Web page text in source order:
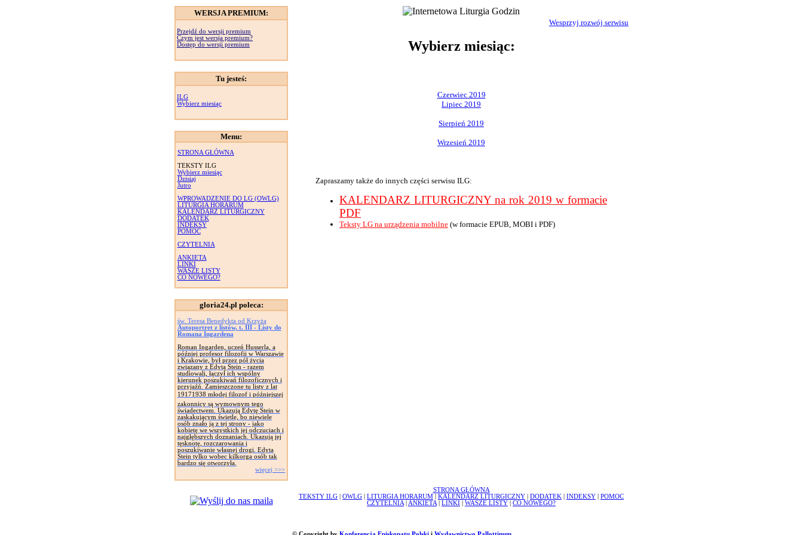
WERSJA PREMIUM:
Przejdź do wersji premium
Czym jest wersja premium?
Dostęp do wersji premium
Tu jesteś:
ILG
Wybierz miesiąc
Menu:
STRONA GŁÓWNA
TEKSTY ILG
Wybierz miesiąc
Dzisiaj
Jutro
WPROWADZENIE DO LG (OWLG)
LITURGIA HORARUM
KALENDARZ LITURGICZNY
DODATEK
INDEKSY
POMOC
CZYTELNIA
ANKIETA
LINKI
WASZE LISTY
CO NOWEGO?
gloria24.pl poleca:
św. Teresa Benedykta od Krzyża
Autoportret z listów, t. III - Listy do
Romana Ingardena
Roman Ingarden, uczeń Husserla, a
później profesor filozofii w Warszawie
i Krakowie, był przez pół życia
związany z Edytą Stein - razem
studiowali, łączył ich wspólny
kierunek poszukiwań filozoficznych i
przyjaźń. Zamieszczone tu listy z lat
19171938 młodej filozof i późniejszej
zakonnicy są wymownym tego
świadectwem. Ukazują Edytę Stein w
zaskakującym świetle, bo niewiele
osób znało ją z tej strony - jako
kobietę we wszystkich jej odczuciach i
najgłębszych doznaniach. Ukazują jej
tęsknotę, rozczarowania i
poszukiwanie własnej drogi. Edyta
Stein tylko wobec kilkorga osób tak
bardzo się otworzyła.
więcej >>>
Wesprzyj rozwój serwisu
Wybierz miesiąc:
Czerwiec 2019
Lipiec 2019
Sierpień 2019
Wrzesień 2019
Zapraszamy także do innych części serwisu ILG:
KALENDARZ LITURGICZNY na rok 2019 w formacie
PDF
Teksty LG na urządzenia mobilne (w formacie EPUB, MOBI i PDF)
STRONA GŁÓWNA
TEKSTY ILG
OWLG LITURGIA HORARUM KALENDARZ LITURGICZNY DODATEK INDEKSY
POMOC
CZYTELNIA
ANKIETA LINKI WASZE LISTY CO NOWEGO?